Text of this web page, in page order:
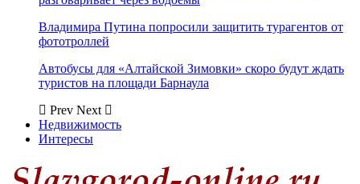
Владимира Путина попросили защитить турагентов от
фототроллей
Автобусы для «Алтайской Зимовки» скоро будут ждать
туристов на площади Барнаула
Prev Next
Недвижимость
Интересы